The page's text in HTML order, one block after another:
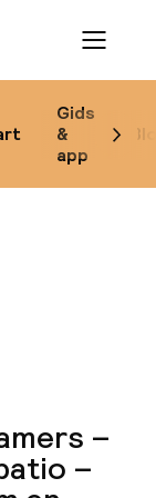
Gids
&
app
Menu
–
–